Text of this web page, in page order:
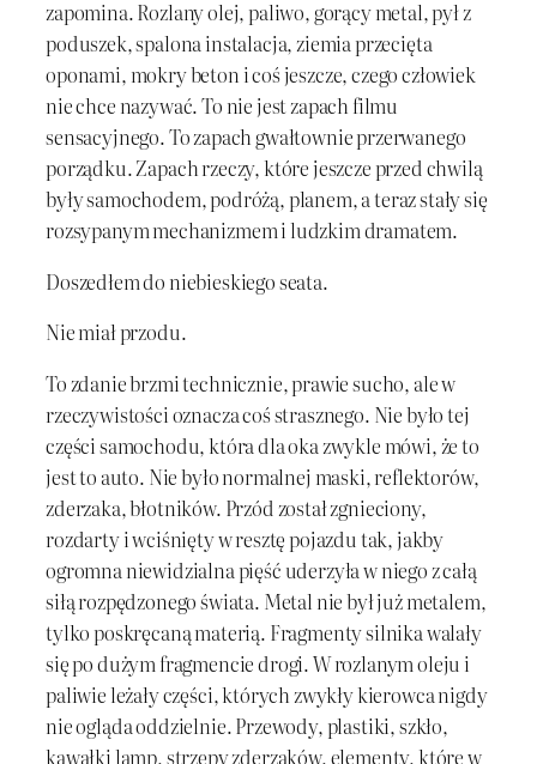
zapomina. Rozlany olej, paliwo, gorący metal, pył z
poduszek, spalona instalacja, ziemia przecięta
oponami, mokry beton i coś jeszcze, czego człowiek
nie chce nazywać. To nie jest zapach filmu
sensacyjnego. To zapach gwałtownie przerwanego
porządku. Zapach rzeczy, które jeszcze przed chwilą
były samochodem, podróżą, planem, a teraz stały się
rozsypanym mechanizmem i ludzkim dramatem.
Doszedłem do niebieskiego seata.
Nie miał przodu.
To zdanie brzmi technicznie, prawie sucho, ale w
rzeczywistości oznacza coś strasznego. Nie było tej
części samochodu, która dla oka zwykle mówi, że to
jest to auto. Nie było normalnej maski, reflektorów,
zderzaka, błotników. Przód został zgnieciony,
rozdarty i wciśnięty w resztę pojazdu tak, jakby
ogromna niewidzialna pięść uderzyła w niego z całą
siłą rozpędzonego świata. Metal nie był już metalem,
tylko poskręcaną materią. Fragmenty silnika walały
się po dużym fragmencie drogi. W rozlanym oleju i
paliwie leżały części, których zwykły kierowca nigdy
nie ogląda oddzielnie. Przewody, plastiki, szkło,
kawałki lamp, strzępy zderzaków, elementy, które w